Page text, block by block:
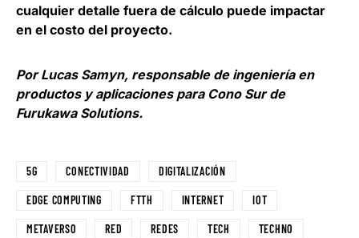
cualquier detalle fuera de cálculo puede impactar
en el costo del proyecto.
Por Lucas Samyn, responsable de ingeniería en
productos y aplicaciones para Cono Sur de
Furukawa Solutions.
5G CONECTIVIDAD DIGITALIZACIÓN
EDGE COMPUTING FTTH INTERNET IOT
METAVERSO RED REDES TECH TECHNO